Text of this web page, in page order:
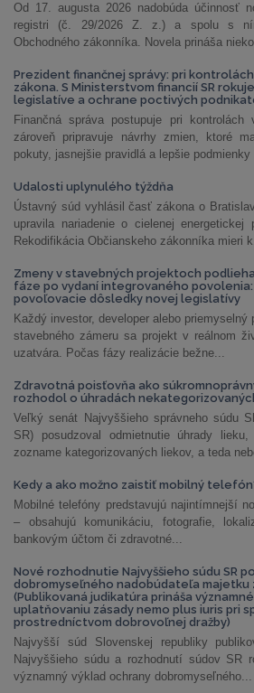
Od 17. augusta 2026 nadobúda účinnosť
registri (č. 29/2026 Z. z.) a spolu s
Obchodného zákonníka. Novela prináša
Prezident finančnej správy: pri
zákona. S Ministerstvom financií SR
legislatíve a ochrane poctivých
Finančná správa postupuje pri
zároveň pripravuje návrhy zmien, ktoré
pokuty, jasnejšie pravidlá a lepšie podmienky
Udalosti uplynulého týždňa
Ústavný súd vyhlásil časť zákona o
upravila nariadenie o cielenej energetickej
Rekodifikácia Občianskeho zákonníka mieri
Zmeny v stavebných projektoch
fáze po vydaní integrovaného
povoľovacie dôsledky novej legislatívy
Každý investor, developer alebo
stavebného zámeru sa projekt v reálnom
uzatvára. Počas fázy realizácie bežne...
Zdravotná poisťovňa ako
rozhodol o úhradách
Veľký senát Najvyššieho správneho súdu
SR) posudzoval odmietnutie úhrady
zozname kategorizovaných liekov, a teda
Kedy a ako možno zaistiť mobilný
Mobilné telefóny predstavujú najintímnejší
– obsahujú komunikáciu, fotografie,
bankovým účtom či zdravotné...
Nové rozhodnutie Najvyššieho súdu SR
dobromyseľného nadobúdateľa majetku
(Publikovaná judikatúra prináša
uplatňovaniu zásady nemo plus iuris pri
prostredníctvom dobrovoľnej dražby)
Najvyšší súd Slovenskej republiky
Najvyššieho súdu a rozhodnutí súdov SR
významný výklad ochrany dobromyseľného...